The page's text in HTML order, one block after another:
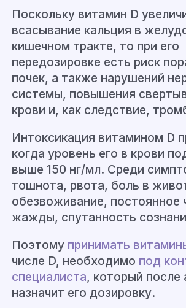
Поскольку витамин D
всасывание кальция в
кишечном тракте, то при его
передозировке есть риск
почек, а также нарушений
системы, повышения
крови и, как следствие,
Интоксикация витамином D
когда уровень его в крови
выше 150 нг/мл. Среди
тошнота, рвота, боль в
обезвоживание, постоянное
жажды, спутанность
Поэтому принимать
числе D, необходимо под
специалиста, который после
назначит его дозировку.